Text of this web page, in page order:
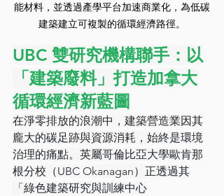
能材料，並透過產學平台加速商業化，為低碳
建築建立可複製的循環經濟路徑。
UBC 雙研究機構聯手：以
「建築廢料」打造加拿大
循環經濟新藍圖
在淨零排放的浪潮中，建築營造業因其
龐大的碳足跡與資源消耗，始終是環境
治理的痛點。英屬哥倫比亞大學歐肯那
根分校（UBC Okanagan）正透過其
「綠色建築研究與訓練中心